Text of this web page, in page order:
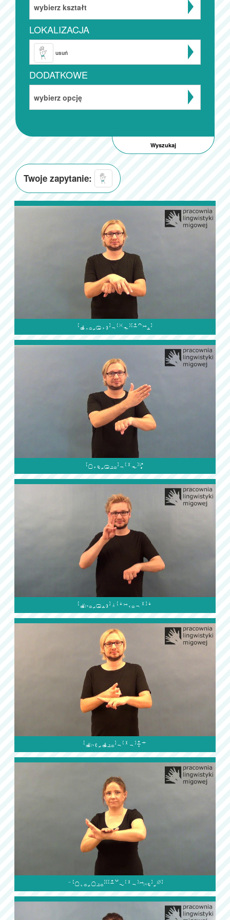
wybierz kształt
LOKALIZACJA
usuń
DODATKOWE
wybierz opcję
Twoje zapytanie:




